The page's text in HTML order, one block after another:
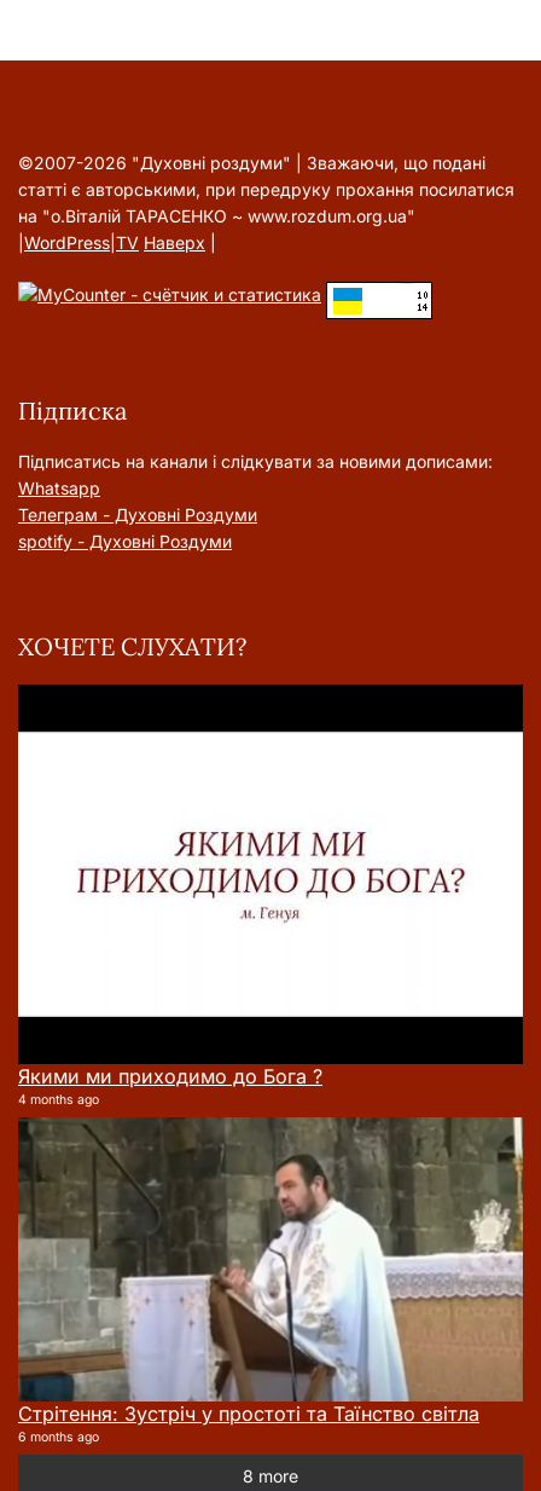
©2007-2026 "Духовні роздуми" | Зважаючи, що подані
статті є авторськими, при передруку прохання посилатися
на "о.Віталій ТАРАСЕНКО ~ www.rozdum.org.ua"
WordPress TV Наверх
Підписка
Підписатись на канали і слідкувати за новими дописами:
Whatsapp
Телеграм - Духовні Роздуми
spotify - Духовні Роздуми
ХОЧЕТЕ СЛУХАТИ?
Якими ми приходимо до Бога ?
4 months ago
Стрітення: Зустріч у простоті та Таїнство світла
6 months ago
8 more